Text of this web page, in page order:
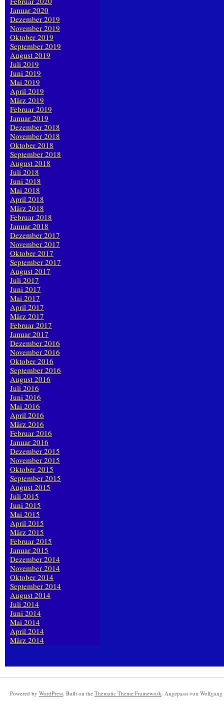
Januar 2020
Dezember 2019
November 2019
Oktober 2019
September 2019
August 2019
Juli 2019
Juni 2019
Mai 2019
April 2019
März 2019
Februar 2019
Januar 2019
Dezember 2018
November 2018
Oktober 2018
September 2018
August 2018
Juli 2018
Juni 2018
Mai 2018
April 2018
März 2018
Februar 2018
Januar 2018
Dezember 2017
November 2017
Oktober 2017
September 2017
August 2017
Juli 2017
Juni 2017
Mai 2017
April 2017
März 2017
Februar 2017
Januar 2017
Dezember 2016
November 2016
Oktober 2016
September 2016
August 2016
Juli 2016
Juni 2016
Mai 2016
April 2016
März 2016
Februar 2016
Januar 2016
Dezember 2015
November 2015
Oktober 2015
September 2015
August 2015
Juli 2015
Juni 2015
Mai 2015
April 2015
März 2015
Februar 2015
Januar 2015
Dezember 2014
November 2014
Oktober 2014
September 2014
August 2014
Juli 2014
Juni 2014
Mai 2014
April 2014
März 2014
Powered by WordPress. Built on the Thematic Theme Framework. Angepasst von